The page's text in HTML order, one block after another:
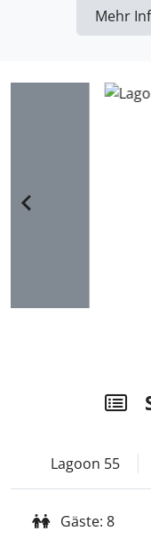
Mehr
Lagoon 55
Gäste: 8